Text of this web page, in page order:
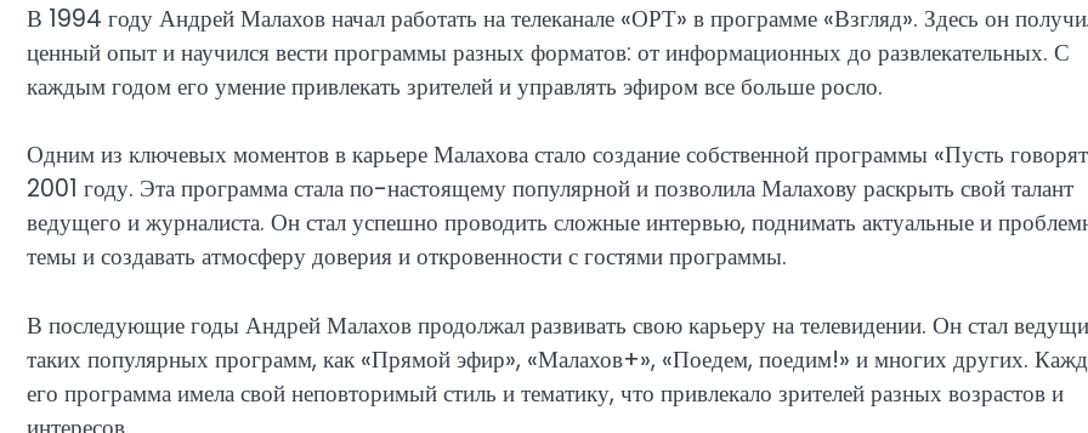
В 1994 году Андрей Малахов начал работать на телеканале «ОРТ» в программе «Взгляд». Здесь он
ценный опыт и научился вести программы разных форматов: от информационных до развлекательных. С
каждым годом его умение привлекать зрителей и управлять эфиром все больше росло.
Одним из ключевых моментов в карьере Малахова стало создание собственной программы «Пусть
2001 году. Эта программа стала по-настоящему популярной и позволила Малахову раскрыть свой талант
ведущего и журналиста. Он стал успешно проводить сложные интервью, поднимать актуальные и
темы и создавать атмосферу доверия и откровенности с гостями программы.
В последующие годы Андрей Малахов продолжал развивать свою карьеру на телевидении. Он стал
таких популярных программ, как «Прямой эфир», «Малахов+», «Поедем, поедим!» и многих других.
его программа имела свой неповторимый стиль и тематику, что привлекало зрителей разных возрастов и